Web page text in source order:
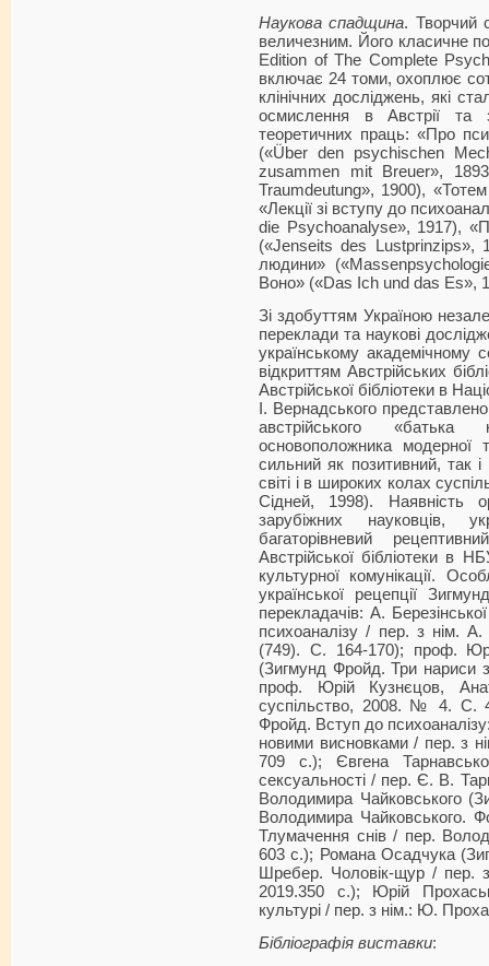
Наукова спадщина. Творчий
величезним. Його класичне
Edition of The Complete
включає 24 томи, охоплює
клінічних досліджень, які
осмислення в Австрії та
теоретичних праць: «Про
(«Über den psychischen
zusammen mit Breuer»,
Traumdeutung», 1900),
«Лекції зі вступу до
die Psychoanalyse», 1917),
(«Jenseits des Lustprinzips»,
людини»
Воно» («Das Ich und das Es»,
Зі здобуттям Україною
переклади та наукові
українському академічному
відкриттям Австрійських
Австрійської бібліотеки в
І. Вернадського
австрійського «батька
основоположника модерної
сильний як позитивний, так і
світі і в широких колах
Сідней, 1998). Наявність
зарубіжних науковців,
багаторівневий
Австрійської бібліотеки в
культурної комунікації.
української рецепції
перекладачів: А.
психоаналізу / пер. з нім.
(749). С. 164-170); проф.
(Зигмунд Фройд. Три нариси з
проф. Юрій Кузнєцов,
суспільство, 2008. № 4. С.
Фройд. Вступ до
новими висновками / пер. з
709 с.); Євгена
сексуальності / пер. Є. В.
Володимира Чайковського
Володимира Чайковського.
Тлумачення снів / пер.
603 с.); Романа Осадчука
Шребер. Чоловік-щур / пер.
2019.350 с.); Юрій
культурі / пер. з нім.: Ю.
Бібліографія виставки: